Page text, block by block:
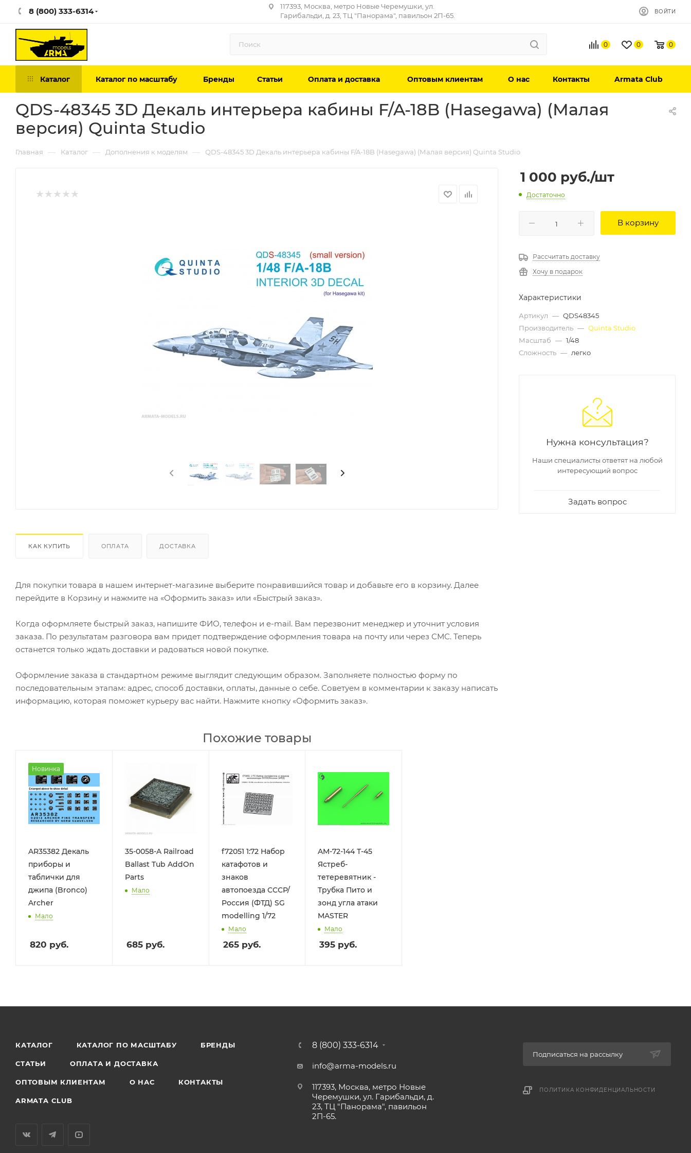
8 (800) 333-6314
117393, Москва, метро Новые Черемушки, ул.
Гарибальди, д. 23, ТЦ "Панорама", павильон 2П-65.
ВОЙТИ
0 0 0
Каталог Каталог по масштабу Бренды Статьи Оплата и доставка Оптовым клиентам О нас Контакты Armata Club
QDS-48345 3D Декаль интерьера кабины F/A-18B (Hasegawa) (Малая
версия) Quinta Studio
Главная — Каталог — Дополнения к моделям — QDS-48345 3D Декаль интерьера кабины F/A-18B (Hasegawa) (Малая версия) Quinta Studio
КАК КУПИТЬ ОПЛАТА ДОСТАВКА
Для покупки товара в нашем интернет-магазине выберите понравившийся товар и добавьте его в корзину. Далее
перейдите в Корзину и нажмите на «Оформить заказ» или «Быстрый заказ».
Когда оформляете быстрый заказ, напишите ФИО, телефон и e-mail. Вам перезвонит менеджер и уточнит условия
заказа. По результатам разговора вам придет подтверждение оформления товара на почту или через СМС. Теперь
останется только ждать доставки и радоваться новой покупке.
Оформление заказа в стандартном режиме выглядит следующим образом. Заполняете полностью форму по
последовательным этапам: адрес, способ доставки, оплаты, данные о себе. Советуем в комментарии к заказу написать
информацию, которая поможет курьеру вас найти. Нажмите кнопку «Оформить заказ».
Похожие товары
Новинка
AR35382 Декаль
приборы и
таблички для
джипа (Bronco)
Archer
Мало
820 руб.
35-0058-A Railroad
Ballast Tub AddOn
Parts
Мало
685руб.
f72051 1:72 Набор
катафотов и
знаков
автопоезда СССР/
Россия (ФТД) SG
modelling 1/72
Мало
265руб.
AM-72-144 Т-45
Ястреб-
тетеревятник -
Трубка Пито и
зонд угла атаки
MASTER
Мало
395 руб.
1 000 руб./шт
Достаточно
В корзину
Рассчитать доставку
Хочу в подарок
Характеристики
Артикул — QDS48345
Производитель — Quinta Studio
Масштаб — 1/48
Сложность — легко
Нужна консультация?
Наши специалисты ответят на любой
интересующий вопрос
Задать вопрос
КАТАЛОГ КАТАЛОГ ПО МАСШТАБУ БРЕНДЫ
СТАТЬИ ОПЛАТА И ДОСТАВКА
ОПТОВЫМ КЛИЕНТАМ О НАС КОНТАКТЫ
ARMATA CLUB
8 (800) 333-6314
info@arma-models.ru
117393, Москва, метро Новые
Черемушки, ул. Гарибальди, д.
23, ТЦ "Панорама", павильон
2П-65.
Подписаться на рассылку
ПОЛИТИКА КОНФИДЕНЦИАЛЬНОСТИ